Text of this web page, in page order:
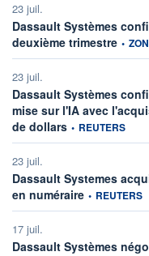
23 juil.
Dassault Systèmes
deuxième trimestre •
23 juil.
Dassault Systèmes
mise sur l'IA avec
de dollars information fournie
• REUTERS
23 juil.
Dassault Systemes
en numéraire information
• REUTERS
17 juil.
Dassault Systèmes